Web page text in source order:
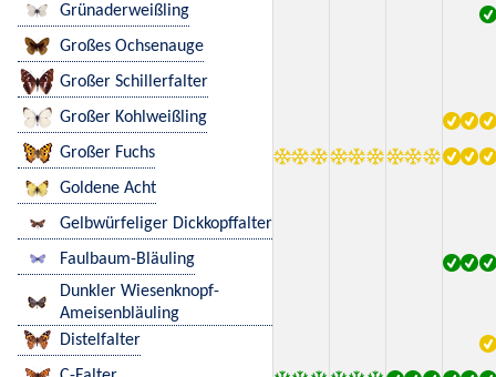
Grünaderweißling
Großes Ochsenauge
Großer Schillerfalter
Großer Kohlweißling
Großer Fuchs
Goldene Acht
Gelbwürfeliger Dickkopffalter
Faulbaum-Bläuling
Dunkler Wiesenknopf-
Ameisenbläuling
Distelfalter